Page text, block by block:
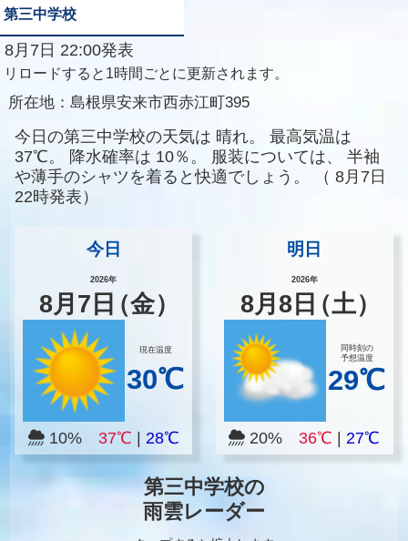
第三中学校
8月7日 22:00発表
リロードすると1時間ごとに更新されます。
所在地： 島根県安来市西赤江町395
今日の第三中学校の天気は 晴れ。
最高気温は
37℃。
降水確率は 10％。 服装については、
半袖
や薄手のシャツを着ると快適でしょう。
（ 8月7日
22時発表）
今日
2026年
8月 7 日（金）
現在温度
30℃
10% 37℃ 28℃
明日
2026年
8月8 日（土）
同時刻の
予想温度
29℃
20%36℃ |27℃
第三中学校の
雨雲レーダー